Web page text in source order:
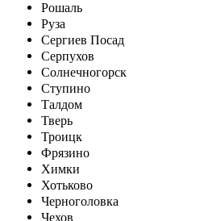
Рошаль
Руза
Сергиев Посад
Серпухов
Солнечногорск
Ступино
Талдом
Тверь
Троицк
Фрязино
Химки
Хотьково
Черноголовка
Чехов